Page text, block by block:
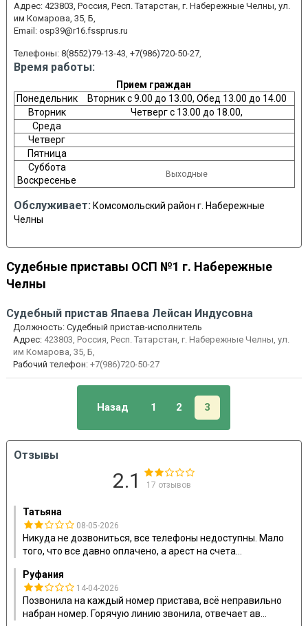
Адрес: 423803, Россия, Респ. Татарстан, г. Набережные Челны, ул.
им Комарова, 35, Б,
Email: osp39@r16.fssprus.ru
Телефоны: 8(8552)79-13-43, +7(986)720-50-27,
Время работы:
Прием граждан
Понедельник
Вторник с 9.00 до 13.00, Обед 13.00 до 14.00
Вторник
Четверг с 13.00 до 18.00,
Среда
Четверг
Пятница
Суббота
Воскресенье
Выходные
Обслуживает: Комсомольский район г. Набережные
Челны
Судебные приставы ОСП №1 г. Набережные
Челны
Судебный пристав Япаева Лейсан Индусовна
Должность: Судебный пристав-исполнитель
Адрес:423803, Россия, Респ. Татарстан, г. Набережные Челны, ул.
им Комарова, 35, Б,
Рабочий телефон:+7(986)720-50-27
Назад 1 2 3
Отзывы
2.1 17 отзывов
Татьяна
08-05-2026
Никуда не дозвониться, все телефоны недоступны. Мало
того, что все давно оплачено, а арест на счета
Руфания
14-04-2026
Позвонила на каждый номер пристава, всё неправильно
набран номер. Горячую линию звонила, отвечает ав